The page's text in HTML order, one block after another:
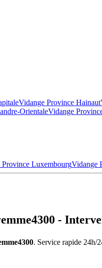
Vidange Province Hainaut
OrientaleVidange
Province LuxembourgVidange
-
. Service rapide 24h/